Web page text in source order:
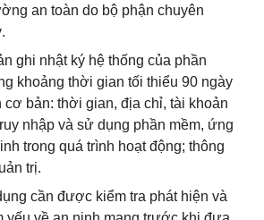
an toàn do bộ phận chuyên
ghi nhật ký hệ thống của phần
khoảng thời gian tối thiểu 90 ngày
bản: thời gian, địa chỉ, tài khoản
nhập và sử dụng phần mềm, ứng
trong quá trình hoạt động; thông
trị.
cần được kiểm tra phát hiện và